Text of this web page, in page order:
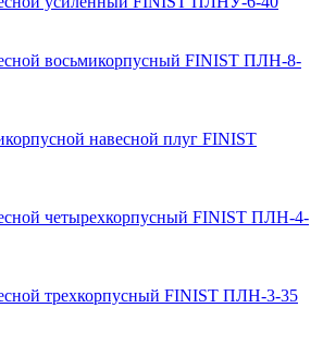
восьмикорпусный FINIST ПЛН-8-
навесной плуг FINIST
четырехкорпусный FINIST ПЛН-4-
трехкорпусный FINIST ПЛН-3-35